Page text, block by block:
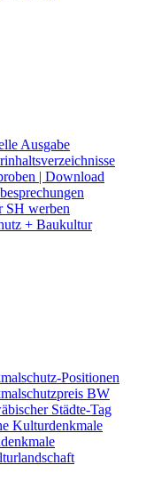
Ausgabe
| Download
SH werben
+ Baukultur
Positionen
BW
Städte-Tag
Kulturdenkmale